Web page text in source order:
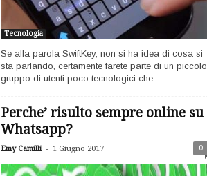
Tecnologia
Se alla parola SwiftKey, non si ha idea di cosa si
sta parlando, certamente farete parte di un piccolo
gruppo di utenti poco tecnologici che...
Perche’ risulto sempre online su
Whatsapp?
Emy Camilli - 1 Giugno 2017 0